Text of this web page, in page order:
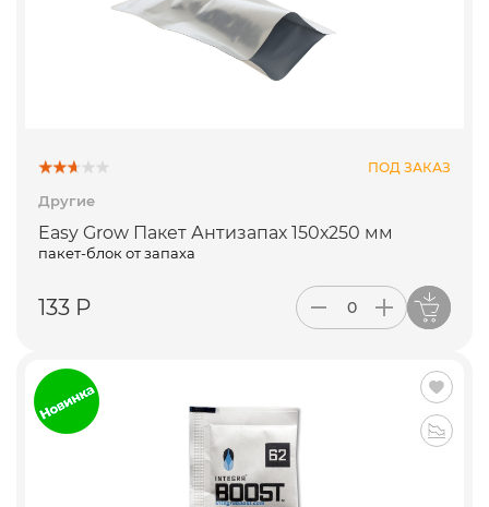
ПОД ЗАКАЗ
Другие
Easy Grow Пакет Антизапах 150х250 мм
пакет-блок от запаха
133 Р